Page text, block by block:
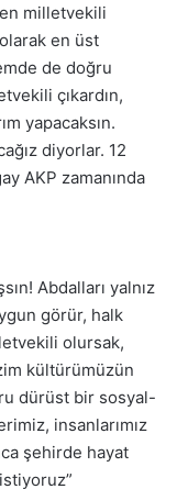
milletvekili
en üst
de doğru
çıkardın,
yapacaksın.
diyorlar. 12
AKP zamanında
Abdalları yalnız
görür, halk
olursak,
kültürümüzün
dürüst bir sosyal-
insanlarımız
şehirde hayat